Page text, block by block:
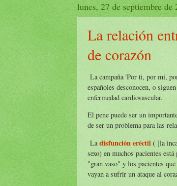
lunes, 27 de septiembre de
La relación
de corazón
La campaña 'Por ti, por mí,
españoles desconocen, o
enfermedad cardiovascular.
El pene puede ser un
de ser un problema para las
La disfunción eréctil ( [la
sexo) en muchos pacientes
"gran vaso" y los pacientes
vayan a sufrir un ataque al